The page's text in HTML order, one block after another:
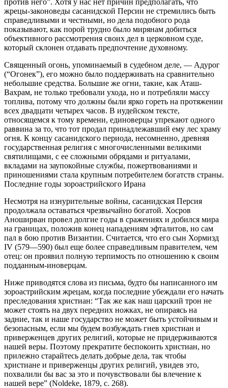
жрецы-законоведы сасанидской Персии не стремились быть
справедливыми и честными, но дела подобного рода
показывают, как порой трудно было мирянам добиться
объективного рассмотрения своих дел в церковном суде,
который склонен отдавать предпочтение духовному.
Священный огонь, упоминаемый в судебном деле, — Адурог
(“Огонек”), его можно было поддерживать на сравнительно
небольшие средства. Большие же огни, такие, как Аташ-
Вахрам, не только требовали ухода, но и потребляли массу
топлива, потому что должны были ярко гореть на протяжении
всех двадцати четырех часов. В иудейском тексте,
относящемся к тому времени, единоверцы упрекают одного
раввина за то, что тот продал принадлежавший ему лес храму
огня. К концу сасанидского периода, несомненно, древняя
государственная религия с многочисленными великими
святилищами, с ее сложными обрядами и ритуалами,
вкладами на заупокойные службы, пожертвованиями и
приношениями стала крупным потребителем богатств страны.
Последние годы зороастрийского Ирана
Несмотря на изнурительные войны, сасанидская Персия
продолжала оставаться чрезвычайно богатой. Хосров
Аноширван провел долгие годы в сражениях и добился мира
на границах, положив конец нападениям эфталитов, но сам
пал в бою против Византии. Считается, что его сын Хормизд
IV (579—590) был еще более справедливым правителем, чем
отец: он проявил полную терпимость по отношению к своим
подданным-иноверцам.
Ниже приводятся слова из письма, будто бы написанного им
зороастрийским жрецам, когда последние убеждали его начать
преследования христиан: “Так же как наш царский трон не
может стоять на двух передних ножках, не опираясь на
задние, так и наше государство не может быть устойчивым и
безопасным, если мы будем возбуждать гнев христиан и
приверженцев других религий, которые не придерживаются
нашей веры. Поэтому прекратите беспокоить христиан, но
прилежно старайтесь делать добрые дела, так чтобы
христиане и приверженцы других религий, увидев это,
похвалили бы вас за это и почувствовали бы влечение к
нашей вере” (Noldeke, 1879, с. 268).